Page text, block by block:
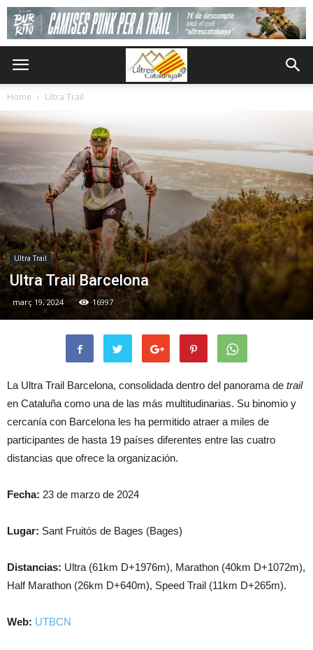
Home Ultra Trail
Ultra Trail
Ultra Trail Barcelona
març 19, 2024 16997
La Ultra Trail Barcelona, consolidada dentro del panorama de trail
en Cataluña como una de las más multitudinarias. Su binomio y
cercanía con Barcelona les ha permitido atraer a miles de
participantes de hasta 19 países diferentes entre las cuatro
distancias que ofrece la organización.
Fecha: 23 de marzo de 2024
Lugar: Sant Fruitós de Bages (Bages)
Distancias: Ultra (61km D+1976m), Marathon (40km D+1072m),
Half Marathon (26km D+640m), Speed ​​Trail (11km D+265m).
Web: UTBCN